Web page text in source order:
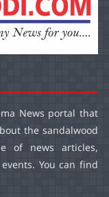
News portal that
the sandalwood
of news articles,
You can find